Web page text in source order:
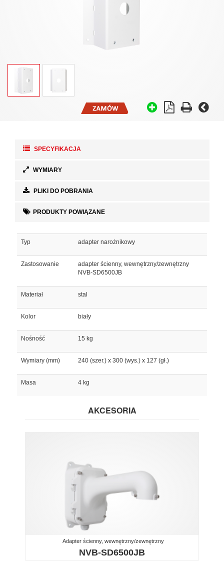
SPECYFIKACJA
WYMIARY
PLIKI DO POBRANIA
PRODUKTY POWIĄZANE
Typ adapter narożnikowy
Zastosowanie
adapter ścienny, wewnętrzny/zewnętrzny
NVB-SD6500JB
Materiał stal
Kolor biały
Nośność 15 kg
Wymiary (mm) 240 (szer.) x 300 (wys.) x 127 (gł.)
Masa 4 kg
AKCESORIA
Adapter ścienny, wewnętrzny/zewnętrzny
NVB-SD6500JB